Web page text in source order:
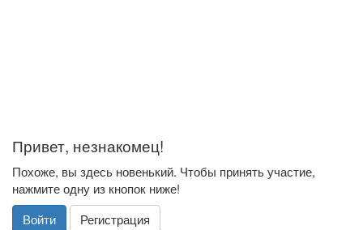
Привет, незнакомец!
Похоже, вы здесь новенький. Чтобы принять участие,
нажмите одну из кнопок ниже!
Войти
Регистрация